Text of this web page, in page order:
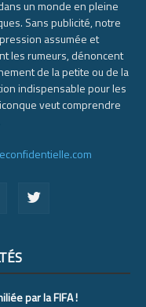
un monde en pleine
Sans publicité, notre
assumée et
les rumeurs, dénoncent
de la petite ou de la
indispensable pour les
veut comprendre
par la FIFA !